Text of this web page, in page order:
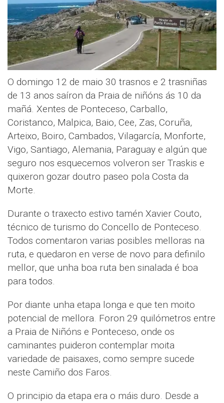
O domingo 12 de maio 30 trasnos e 2 trasniñas
de 13 anos saíron da Praia de niñóns ás 10 da
mañá. Xentes de Ponteceso, Carballo,
Coristanco, Malpica, Baio, Cee, Zas, Coruña,
Arteixo, Boiro, Cambados, Vilagarcía, Monforte,
Vigo, Santiago, Alemania, Paraguay e algún que
seguro nos esquecemos volveron ser Traskis e
quixeron gozar doutro paseo pola Costa da
Morte.
Durante o traxecto estivo tamén Xavier Couto,
técnico de turismo do Concello de Ponteceso.
Todos comentaron varias posibles melloras na
ruta, e quedaron en verse de novo para definilo
mellor, que unha boa ruta ben sinalada é boa
para todos.
Por diante unha etapa longa e que ten moito
potencial de mellora. Foron 29 quilómetros entre
a Praia de Niñóns e Ponteceso, onde os
caminantes puideron contemplar moita
variedade de paisaxes, como sempre sucede
neste Camiño dos Faros.
O principio da etapa era o máis duro. Desde a